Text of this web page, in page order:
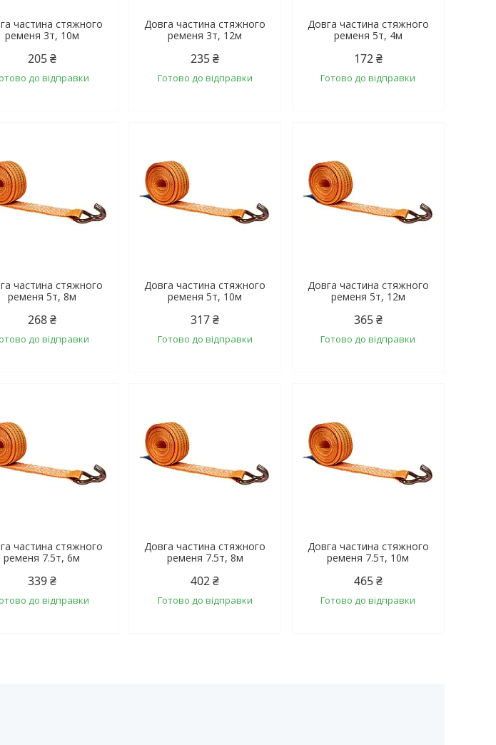
частина стяжного
ременя 3т, 10м
205 ₴
до відправки
Довга частина стяжного
ременя 3т, 12м
235 ₴
Готово до відправки
Довга частина стяжного
ременя 5т, 4м
172 ₴
Готово до відправки
частина стяжного
ременя 5т, 8м
268 ₴
до відправки
Довга частина стяжного
ременя 5т, 10м
317 ₴
Готово до відправки
Довга частина стяжного
ременя 5т, 12м
365 ₴
Готово до відправки
частина стяжного
ременя 7.5т, 6м
339 ₴
до відправки
Довга частина стяжного
ременя 7.5т, 8м
402 ₴
Готово до відправки
Довга частина стяжного
ременя 7.5т, 10м
465 ₴
Готово до відправки